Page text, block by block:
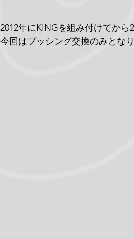
2012年にKINGを組み付けてから
今回はブッシング交換のみとなり